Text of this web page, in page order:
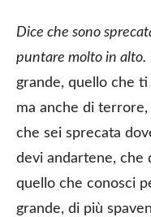
Dice che sono
puntare molto in alto.
grande, quello che
ma anche di
che sei sprecata
devi andartene, che
quello che conosci
grande, di più